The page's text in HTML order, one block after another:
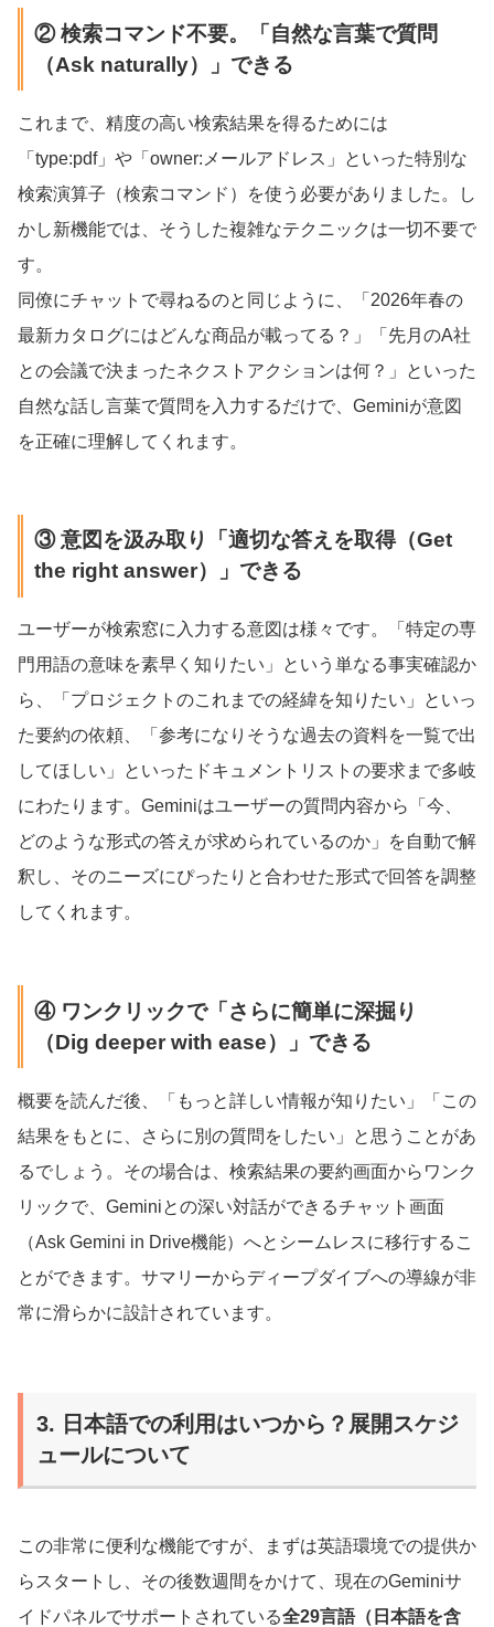
② 検索コマンド不要。「自然な言葉で質問
（Ask naturally）」できる
これまで、精度の高い検索結果を得るためには
「type:pdf」や「owner:メールアドレス」といった特別な
検索演算子（検索コマンド）を使う必要がありました。し
かし新機能では、そうした複雑なテクニックは一切不要で
す。
同僚にチャットで尋ねるのと同じように、「2026年春の
最新カタログにはどんな商品が載ってる？」「先月のA社
との会議で決まったネクストアクションは何？」といった
自然な話し言葉で質問を入力するだけで、Geminiが意図
を正確に理解してくれます。
③ 意図を汲み取り「適切な答えを取得（Get
the right answer）」できる
ユーザーが検索窓に入力する意図は様々です。「特定の専
門用語の意味を素早く知りたい」という単なる事実確認か
ら、「プロジェクトのこれまでの経緯を知りたい」といっ
た要約の依頼、「参考になりそうな過去の資料を一覧で出
してほしい」といったドキュメントリストの要求まで多岐
にわたります。Geminiはユーザーの質問内容から「今、
どのような形式の答えが求められているのか」を自動で解
釈し、そのニーズにぴったりと合わせた形式で回答を調整
してくれます。
④ ワンクリックで「さらに簡単に深掘り
（Dig deeper with ease）」できる
概要を読んだ後、「もっと詳しい情報が知りたい」「この
結果をもとに、さらに別の質問をしたい」と思うことがあ
るでしょう。その場合は、検索結果の要約画面からワンク
リックで、Geminiとの深い対話ができるチャット画面
（Ask Gemini in Drive機能）へとシームレスに移行するこ
とができます。サマリーからディープダイブへの導線が非
常に滑らかに設計されています。
3. 日本語での利用はいつから？展開スケジ
ュールについて
この非常に便利な機能ですが、まずは英語環境での提供か
らスタートし、その後数週間をかけて、現在のGeminiサ
イドパネルでサポートされている全29言語（日本語を含